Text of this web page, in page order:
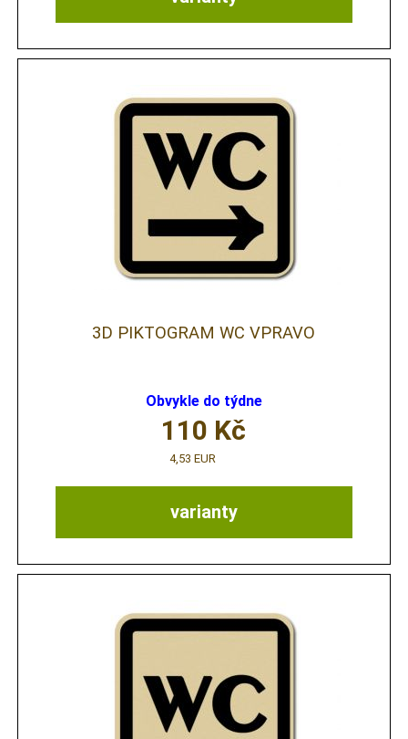
3D PIKTOGRAM WC VPRAVO
Obvykle do týdne
varianty
110 Kč
4,53 EUR